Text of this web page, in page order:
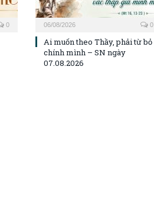
0 06/08/2026 0
Ai muốn theo Thầy, phải từ bỏ
chính mình – SN ngày
07.08.2026